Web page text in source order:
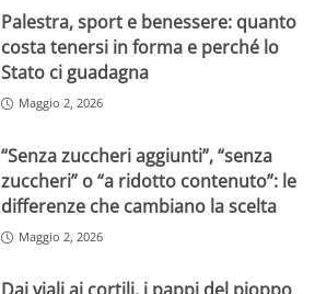
Palestra, sport e benessere: quanto
costa tenersi in forma e perché lo
Stato ci guadagna
Maggio 2, 2026
“Senza zuccheri aggiunti”, “senza
zuccheri” o “a ridotto contenuto”: le
differenze che cambiano la scelta
Maggio 2, 2026